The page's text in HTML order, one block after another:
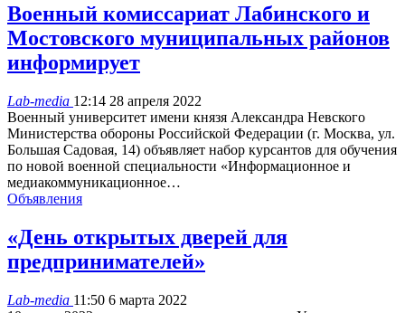
Военный комиссариат Лабинского и
Мостовского муниципальных районов
информирует
Lab-media 12:14 28 апреля 2022
Военный университет имени князя Александра Невского
Министерства обороны Российской Федерации (г. Москва, ул.
Большая Садовая, 14) объявляет набор курсантов для обучения
по новой военной специальности «Информационное и
медиакоммуникационное…
Объявления
«День открытых дверей для
предпринимателей»
Lab-media 11:50 6 марта 2022